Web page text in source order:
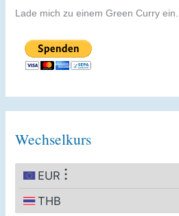
Lade mich zu einem Green Curry
Wechselkurs